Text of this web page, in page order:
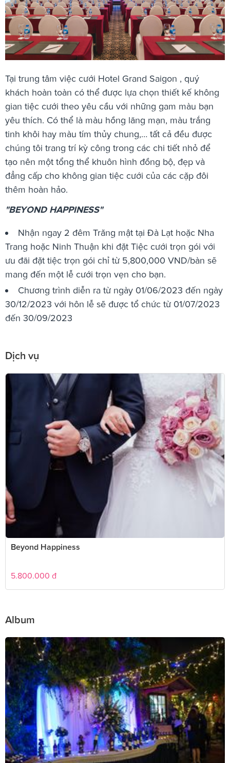
Tại trung tâm việc cưới Hotel Grand Saigon , quý
khách hoàn toàn có thể được lựa chọn thiết kế không
gian tiệc cưới theo yêu cầu với những gam màu bạn
yêu thích. Có thể là màu hồng lãng mạn, màu trắng
tinh khôi hay màu tím thủy chung,… tất cả đều được
chúng tôi trang trí kỳ công trong các chi tiết nhỏ để
tạo nên một tổng thể khuôn hình đồng bộ, đẹp và
đẳng cấp cho không gian tiệc cưới của các cặp đôi
thêm hoàn hảo.
"BEYOND HAPPINESS"
Nhận ngay 2 đêm Trăng mật tại Đà Lạt hoặc Nha
Trang hoặc Ninh Thuận khi đặt Tiệc cưới trọn gói với
ưu đãi đặt tiệc trọn gói chỉ từ 5,800,000 VND/bàn sẽ
mang đến một lễ cưới trọn vẹn cho bạn.
Chương trình diễn ra từ ngày 01/06/2023 đến ngày
30/12/2023 với hôn lễ sẽ được tổ chức từ 01/07/2023
đến 30/09/2023
Dịch vụ
Beyond Happiness
5.800.000 đ
Album